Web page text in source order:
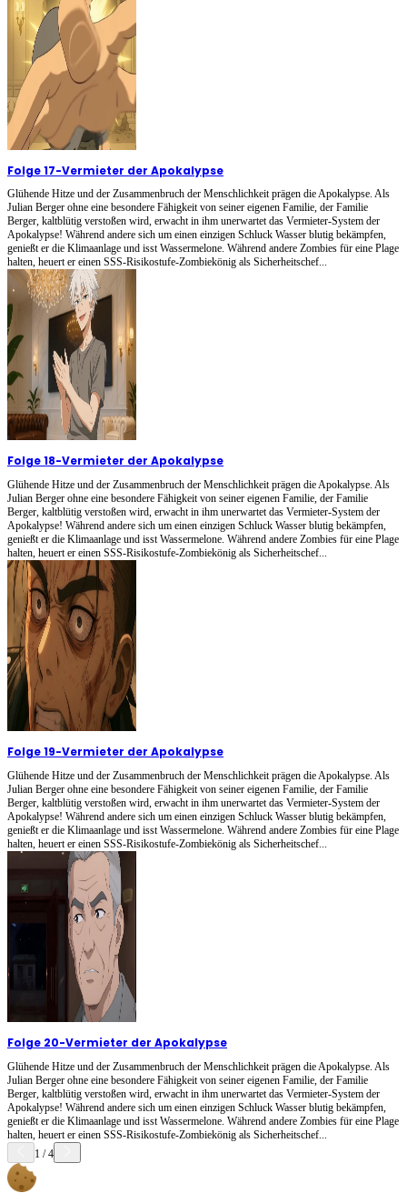
Folge 17-Vermieter der Apokalypse
Glühende Hitze und der Zusammenbruch der Menschlichkeit prägen die Apokalypse. Als
Julian Berger ohne eine besondere Fähigkeit von seiner eigenen Familie, der Familie
Berger, kaltblütig verstoßen wird, erwacht in ihm unerwartet das Vermieter-System der
Apokalypse! Während andere sich um einen einzigen Schluck Wasser blutig bekämpfen,
genießt er die Klimaanlage und isst Wassermelone. Während andere Zombies für eine Plage
halten, heuert er einen SSS-Risikostufe-Zombiekönig als Sicherheitschef...
Folge 18-Vermieter der Apokalypse
Glühende Hitze und der Zusammenbruch der Menschlichkeit prägen die Apokalypse. Als
Julian Berger ohne eine besondere Fähigkeit von seiner eigenen Familie, der Familie
Berger, kaltblütig verstoßen wird, erwacht in ihm unerwartet das Vermieter-System der
Apokalypse! Während andere sich um einen einzigen Schluck Wasser blutig bekämpfen,
genießt er die Klimaanlage und isst Wassermelone. Während andere Zombies für eine Plage
halten, heuert er einen SSS-Risikostufe-Zombiekönig als Sicherheitschef...
Folge 19-Vermieter der Apokalypse
Glühende Hitze und der Zusammenbruch der Menschlichkeit prägen die Apokalypse. Als
Julian Berger ohne eine besondere Fähigkeit von seiner eigenen Familie, der Familie
Berger, kaltblütig verstoßen wird, erwacht in ihm unerwartet das Vermieter-System der
Apokalypse! Während andere sich um einen einzigen Schluck Wasser blutig bekämpfen,
genießt er die Klimaanlage und isst Wassermelone. Während andere Zombies für eine Plage
halten, heuert er einen SSS-Risikostufe-Zombiekönig als Sicherheitschef...
Folge 20-Vermieter der Apokalypse
Glühende Hitze und der Zusammenbruch der Menschlichkeit prägen die Apokalypse. Als
Julian Berger ohne eine besondere Fähigkeit von seiner eigenen Familie, der Familie
Berger, kaltblütig verstoßen wird, erwacht in ihm unerwartet das Vermieter-System der
Apokalypse! Während andere sich um einen einzigen Schluck Wasser blutig bekämpfen,
genießt er die Klimaanlage und isst Wassermelone. Während andere Zombies für eine Plage
halten, heuert er einen SSS-Risikostufe-Zombiekönig als Sicherheitschef...
1 /4